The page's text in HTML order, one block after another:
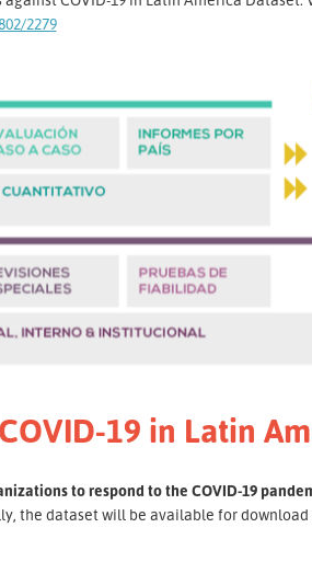
2279
19 in Latin
to respond to the COVID-19
the dataset will be available for download